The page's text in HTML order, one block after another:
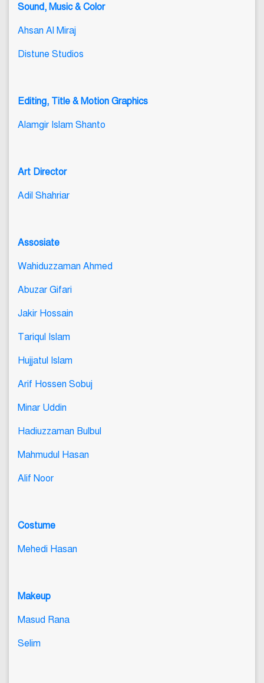
Sound, Music & Color
Ahsan Al Miraj
Distune Studios
Editing, Title & Motion Graphics
Alamgir Islam Shanto
Art Director
Adil Shahriar
Assosiate
Wahiduzzaman Ahmed
Abuzar Gifari
Jakir Hossain
Tariqul Islam
Hujjatul Islam
Arif Hossen Sobuj
Minar Uddin
Hadiuzzaman Bulbul
Mahmudul Hasan
Alif Noor
Costume
Mehedi Hasan
Makeup
Masud Rana
Selim